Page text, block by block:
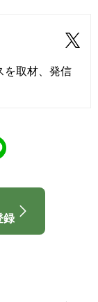
を取材、発信
録